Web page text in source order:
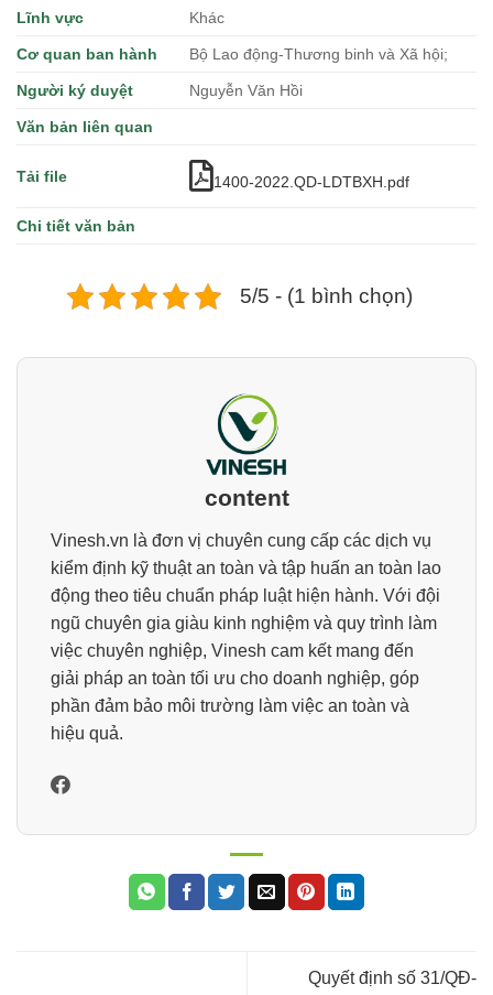
Lĩnh vực Khác
Cơ quan ban hành Bộ Lao động-Thương binh và Xã hội;
Người ký duyệt Nguyễn Văn Hồi
Văn bản liên quan
Tải file 1400-2022.QD-LDTBXH.pdf
Chi tiết văn bản
5/5 - (1 bình chọn)
content
Vinesh.vn là đơn vị chuyên cung cấp các dịch vụ
kiểm định kỹ thuật an toàn và tập huấn an toàn lao
động theo tiêu chuẩn pháp luật hiện hành. Với đội
ngũ chuyên gia giàu kinh nghiệm và quy trình làm
việc chuyên nghiệp, Vinesh cam kết mang đến
giải pháp an toàn tối ưu cho doanh nghiệp, góp
phần đảm bảo môi trường làm việc an toàn và
hiệu quả.
Quyết định số 31/QĐ-